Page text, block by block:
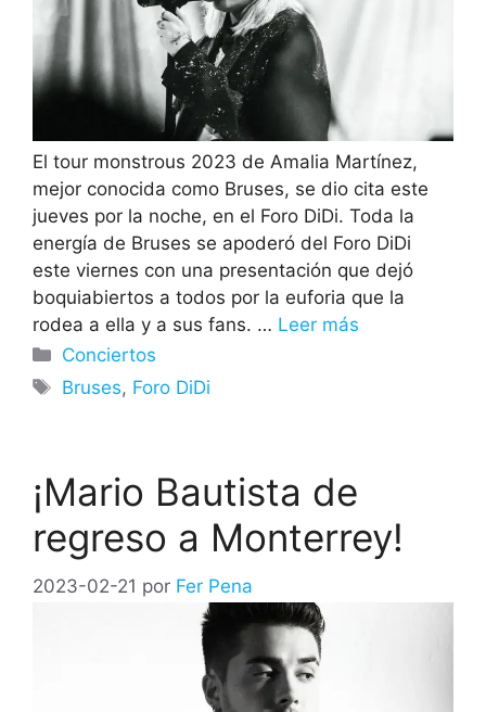
El tour monstrous 2023 de Amalia Martínez,
mejor conocida como Bruses, se dio cita este
jueves por la noche, en el Foro DiDi. Toda la
energía de Bruses se apoderó del Foro DiDi
este viernes con una presentación que dejó
boquiabiertos a todos por la euforia que la
rodea a ella y a sus fans. … Leer más
Categorías
Conciertos
Etiquetas
Bruses, Foro DiDi
¡Mario Bautista de
regreso a Monterrey!
2023-02-21 por Fer Pena